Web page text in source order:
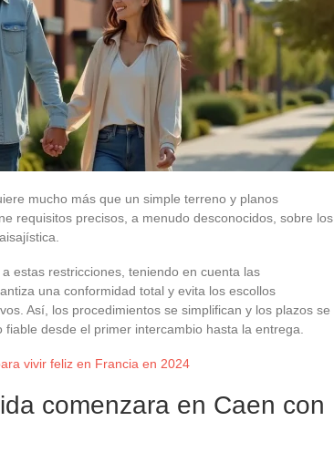
mucho más que un simple terreno y planos
requisitos precisos, a menudo desconocidos, sobre los
estas restricciones, teniendo en cuenta las
una conformidad total y evita los escollos
Así, los procedimientos se simplifican y los plazos se
desde el primer intercambio hasta la entrega.
vivir feliz en Francia en 2024
comenzara en Caen con